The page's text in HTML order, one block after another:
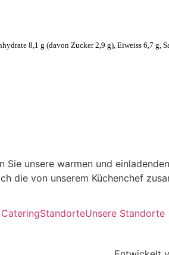
8,1 g (davon Zucker 2,9 g), Eiweiss 6,7 g,
unsere warmen und
die von unserem Küchenchef
StandorteUnsere Standorte